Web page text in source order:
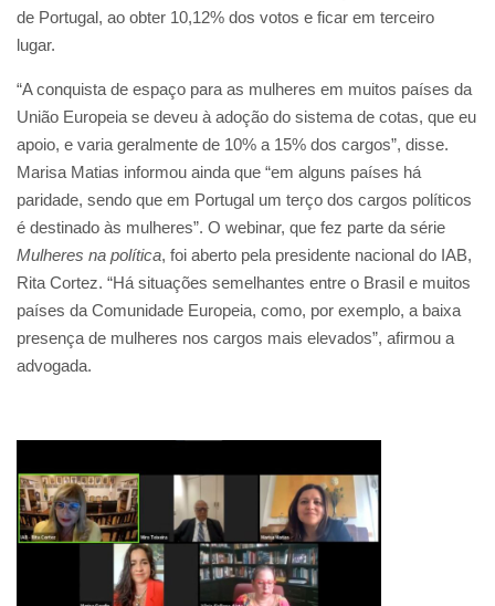
de Portugal, ao obter 10,12% dos votos e ficar em terceiro
lugar.
“A conquista de espaço para as mulheres em muitos países da
União Europeia se deveu à adoção do sistema de cotas, que eu
apoio, e varia geralmente de 10% a 15% dos cargos”, disse.
Marisa Matias informou ainda que “em alguns países há
paridade, sendo que em Portugal um terço dos cargos políticos
é destinado às mulheres”. O webinar, que fez parte da série
Mulheres na política, foi aberto pela presidente nacional do IAB,
Rita Cortez. “Há situações semelhantes entre o Brasil e muitos
países da Comunidade Europeia, como, por exemplo, a baixa
presença de mulheres nos cargos mais elevados”, afirmou a
advogada.